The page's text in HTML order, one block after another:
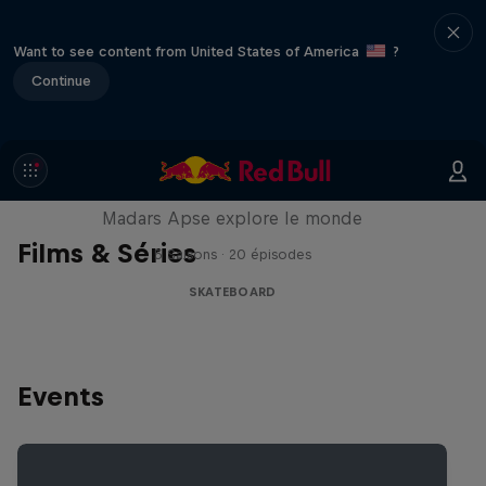
Want to see content from United States of America
?
Continue
Films & Séries
Skate Tales
Madars Apse explore le monde
5 Saisons · 20 épisodes
SKATEBOARD
Events